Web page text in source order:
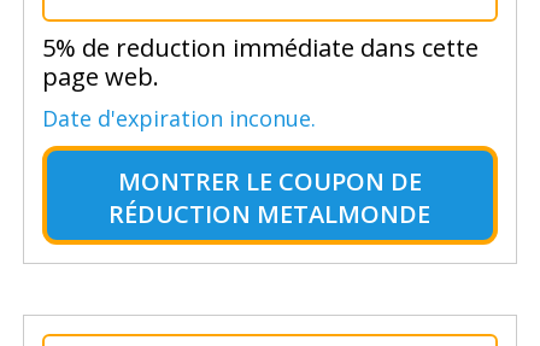
5% de reduction immédiate dans cette
page web.
Date d'expiration inconue.
MONTRER LE COUPON DE
RÉDUCTION METALMONDE